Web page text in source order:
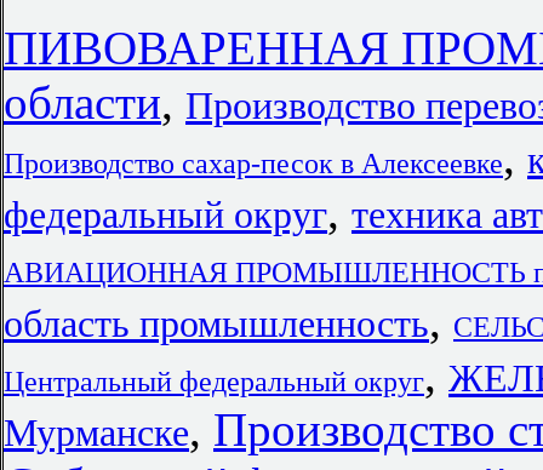
ПИВОВАРЕННАЯ
области, Производство
Производство сахар-песок в Алексеевке,
федеральный округ, техника
АВИАЦИОННАЯ ПРОМЫШЛЕННОСТЬ
область промышленность,
Центральный федеральный округ,
Мурманске, Производство